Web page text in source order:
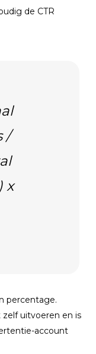
de CTR
/
x
percentage.
uitvoeren en is
account